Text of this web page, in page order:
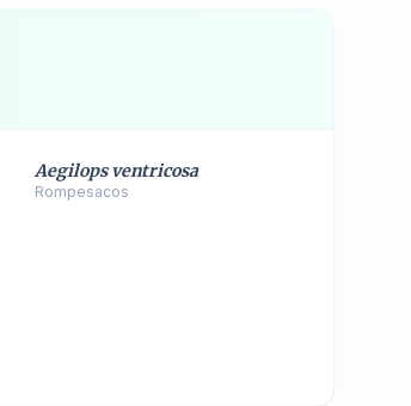
Aegilops ventricosa
Rompesacos